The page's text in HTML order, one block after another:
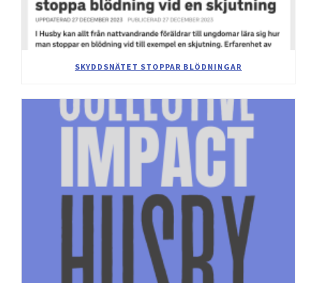
SKYDDSNÄTET STOPPAR BLÖDNINGAR